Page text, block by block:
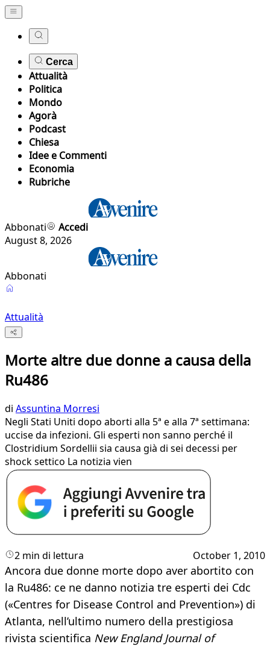
Cerca
Attualità
Politica
Mondo
Agorà
Podcast
Chiesa
Idee e Commenti
Economia
Rubriche
Abbonati
Accedi
August 8, 2026
Abbonati
Attualità
Morte altre due donne a causa della
Ru486
di Assuntina Morresi
Negli Stati Uniti dopo aborti alla 5ª e alla 7ª settimana:
uccise da infezioni. Gli esperti non sanno perché il
Clostridium Sordellii sia causa già di sei decessi per
shock settico La notizia vien
2 min di lettura October 1, 2010
Ancora due donne morte dopo aver abortito con
la Ru486: ce ne danno notizia tre esperti dei Cdc
(«Centres for Disease Control and Prevention») di
Atlanta, nell’ultimo numero della prestigiosa
rivista scientifica New England Journal of